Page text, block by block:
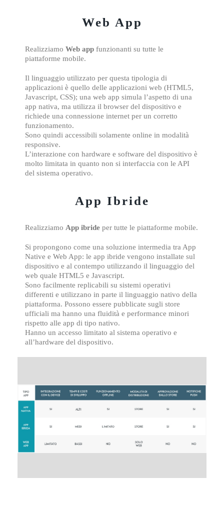
Web App
Realizziamo Web app funzionanti su tutte le
piattaforme mobile.
Il linguaggio utilizzato per questa tipologia di
applicazioni è quello delle applicazioni web (HTML5,
Javascript, CSS); una web app simula l’aspetto di una
app nativa, ma utilizza il browser del dispositivo e
richiede una connessione internet per un corretto
funzionamento.
Sono quindi accessibili solamente online in modalità
responsive.
L’interazione con hardware e software del dispositivo è
molto limitata in quanto non si interfaccia con le API
del sistema operativo.
App Ibride
Realizziamo App ibride per tutte le piattaforme mobile.
Si propongono come una soluzione intermedia tra App
Native e Web App: le app ibride vengono installate sul
dispositivo e al contempo utilizzando il linguaggio del
web quale HTML5 e Javascript.
Sono facilmente replicabili su sistemi operativi
differenti e utilizzano in parte il linguaggio nativo della
piattaforma. Possono essere pubblicate sugli store
ufficiali ma hanno una fluidità e performance minori
rispetto alle app di tipo nativo.
Hanno un accesso limitato al sistema operativo e
all’hardware del dispositivo.